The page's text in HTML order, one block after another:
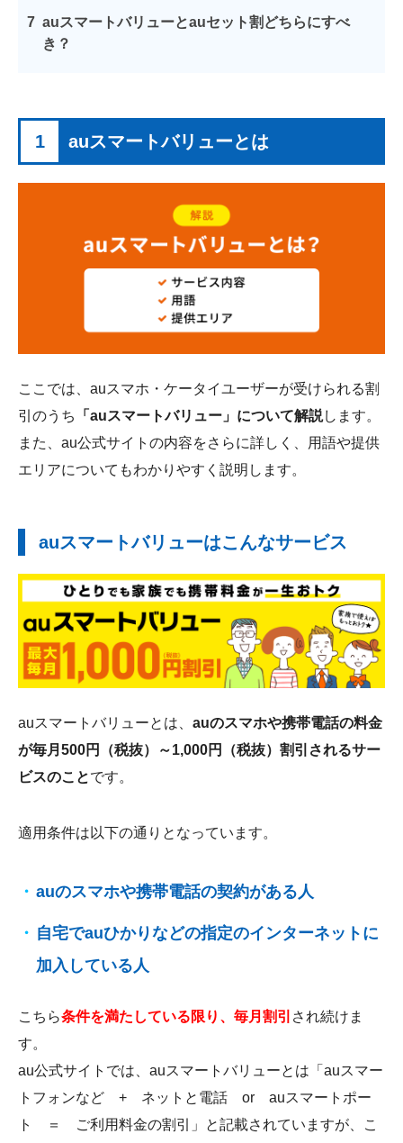
7 auスマートバリューとauセット割どちらにすべ
き？
1 auスマートバリューとは
ここでは、auスマホ・ケータイユーザーが受けられる割
引のうち
「auスマートバリュー」について解説します。
また、au公式サイトの内容をさらに詳しく、用語や提供
エリアについてもわかりやすく説明します。
auスマートバリューはこんなサービス
auスマートバリューとは、 auのスマホや携帯電話の料金
が毎月500円（税抜）～1,000円（税抜）割引されるサー
ビスのことです。
適用条件は以下の通りとなっています。
auのスマホや携帯電話の契約がある人
自宅でauひかりなどの指定のインターネットに
加入している人
こちら条件を満たしている限り、毎月割引 され続けま
す。
au公式サイトでは、auスマートバリューとは「auスマー
トフォンなど + ネットと電話 or auスマートポー
ト ＝ ご利用料金の割引」と記載されていますが、こ